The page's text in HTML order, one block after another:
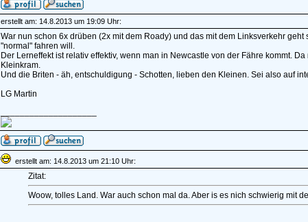
erstellt am: 14.8.2013 um 19:09 Uhr:
War nun schon 6x drüben (2x mit dem Roady) und das mit dem Linksverkehr
"normal" fahren will.
Der Lerneffekt ist relativ effektiv, wenn man in Newcastle von der Fähre kommt.
Kleinkram.
Und die Briten - äh, entschuldigung - Schotten, lieben den Kleinen. Sei also auf
LG Martin
erstellt am: 14.8.2013 um 21:10 Uhr:
Zitat:
Woow, tolles Land. War auch schon mal da. Aber is es nich schwierig mit